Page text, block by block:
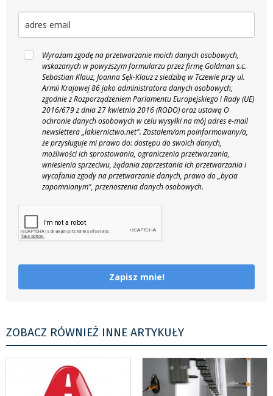
Wyrażam zgodę na przetwarzanie moich danych osobowych,
wskazanych w powyższym formularzu przez firmę Goldman s.c.
Sebastian Klauz, Joanna Sęk-Klauz z siedzibą w Tczewie przy ul.
Armii Krajowej 86 jako administratora danych osobowych,
zgodnie z Rozporządzeniem Parlamentu Europejskiego i Rady (UE)
2016/679 z dnia 27 kwietnia 2016 (RODO) oraz ustawą O
ochronie danych osobowych w celu wysyłki na mój adres e-mail
newslettera „lakiernictwo.net". Zostałem/am poinformowany/a,
że przysługuje mi prawo do: dostępu do swoich danych,
możliwości ich sprostowania, ograniczenia przetwarzania,
wniesienia sprzeciwu, żądania zaprzestania ich przetwarzania i
wycofania zgody na przetwarzanie danych, prawo do „bycia
zapomnianym", przenoszenia danych osobowych.
Zapisz mnie!
ZOBACZ RÓWNIEŻ INNE ARTYKUŁY